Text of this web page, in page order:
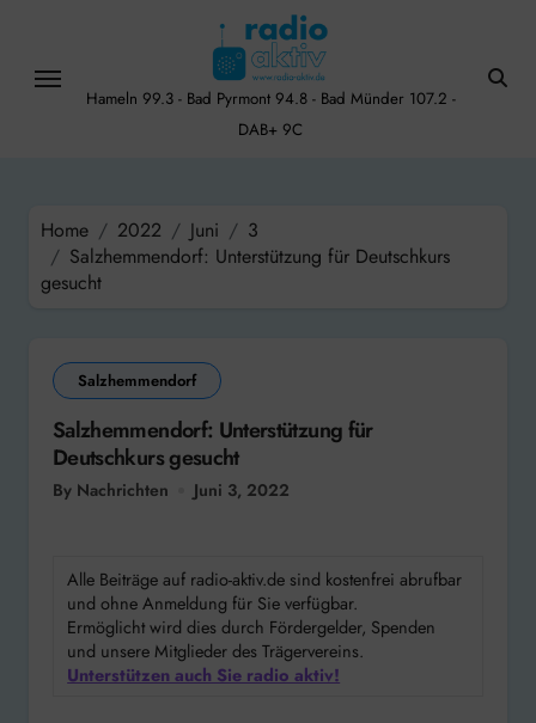
content
Hameln 99.3 - Bad Pyrmont 94.8 - Bad Münder 107.2 -
DAB+ 9C
Home 2022 Juni
3
Salzhemmendorf: Unterstützung für Deutschkurs
gesucht
Salzhemmendorf
Salzhemmendorf: Unterstützung für
Deutschkurs gesucht
By Nachrichten Juni 3, 2022
Alle Beiträge auf radio-aktiv.de sind kostenfrei abrufbar
und ohne Anmeldung für Sie verfügbar.
Ermöglicht wird dies durch Fördergelder, Spenden
und unsere Mitglieder des Trägervereins.
Unterstützen auch Sie radio aktiv!